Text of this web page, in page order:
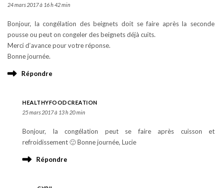
24 mars 2017 à 16 h 42 min
Bonjour, la congélation des beignets doit se faire après la seconde
pousse ou peut on congeler des beignets déjà cuits.
Merci d’avance pour votre réponse.
Bonne journée.
Répondre
HEALTHYFOODCREATION
25 mars 2017 à 13 h 20 min
Bonjour, la congélation peut se faire après cuisson et
refroidissement 🙂 Bonne journée, Lucie
Répondre